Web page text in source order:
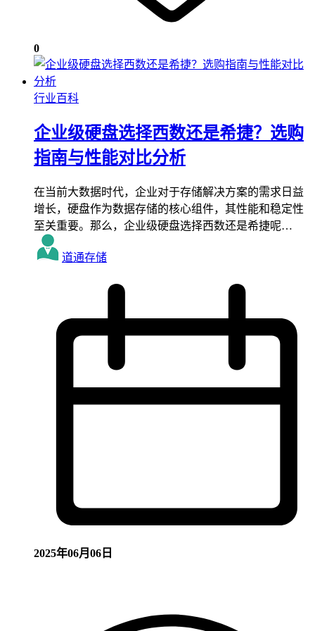
0
行业百科
企业级硬盘选择西数还是希捷？选购
指南与性能对比分析
在当前大数据时代，企业对于存储解决方案的需求日益
增长，硬盘作为数据存储的核心组件，其性能和稳定性
至关重要。那么，企业级硬盘选择西数还是希捷呢…
道通存储
2025年06月06日